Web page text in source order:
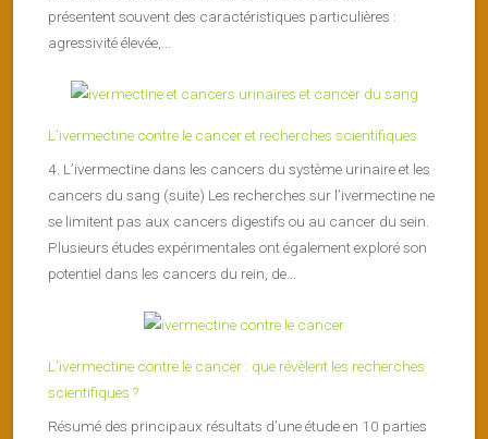
présentent souvent des caractéristiques particulières :
agressivité élevée,...
L’ivermectine contre le cancer et recherches scientifiques
4. L’ivermectine dans les cancers du système urinaire et les
cancers du sang (suite) Les recherches sur l’ivermectine ne
se limitent pas aux cancers digestifs ou au cancer du sein.
Plusieurs études expérimentales ont également exploré son
potentiel dans les cancers du rein, de...
L’ivermectine contre le cancer : que révèlent les recherches
scientifiques ?
Résumé des principaux résultats d’une étude en 10 parties